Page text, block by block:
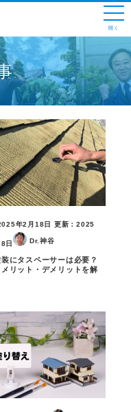
年2月18日 更新：2025
8日 Dr.神谷
装にタスペーサーは必要？
リット・デメリットを解